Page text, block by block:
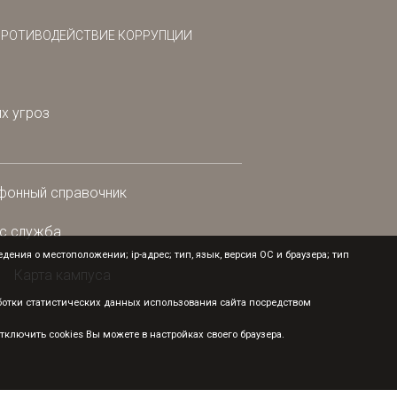
КОРРУПЦИИ
угроз
справочник
служба
Карта кампуса
о местоположении; ip-адрес; тип, язык, версия ОС и браузера; тип
статистических данных использования сайта посредством
cookies Вы можете в настройках своего браузера.